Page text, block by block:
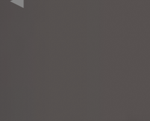
Previous slide